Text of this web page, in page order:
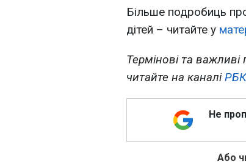
Більше подробиць
дітей – читайте у
Термінові та
читайте на каналі
Не
Або